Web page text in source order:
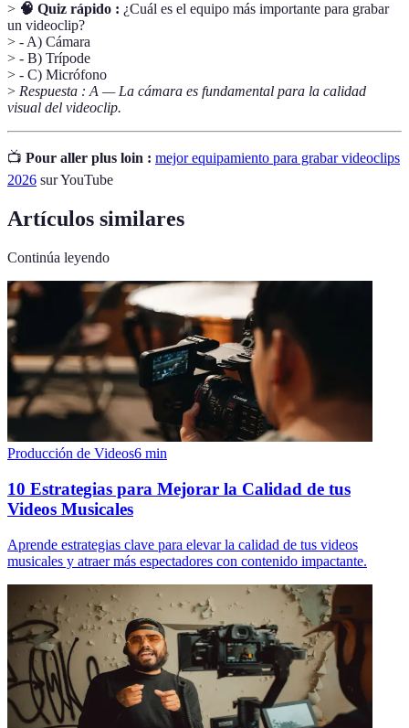
> 🧠 Quiz rápido : ¿Cuál es el equipo más importante para grabar
un videoclip?
> - A) Cámara
> - B) Trípode
> - C) Micrófono
> Respuesta : A — La cámara es fundamental para la calidad
visual del videoclip.
📺 Pour aller plus loin : mejor equipamiento para grabar videoclips
2026 sur YouTube
Artículos similares
Continúa leyendo
Producción de Videos6 min
10 Estrategias para Mejorar la Calidad de tus
Videos Musicales
Aprende estrategias clave para elevar la calidad de tus videos
musicales y atraer más espectadores con contenido impactante.